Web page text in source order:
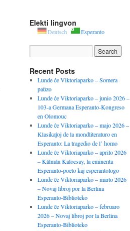
Elekti lingvon
Deutsch Esperanto
Recent Posts
Lunde ĉe Viktoriaparko – Somera
paŭzo
Lunde ĉe Viktoriaparko – junio 2026 –
103-a Germana Esperanto-Kongreso
en Olomouc
Lunde ĉe Viktoriaparko – majo 2026 –
Klasikaĵoj de la mondliteraturo en
Esperanto: La tragedio de l’ homo
Lunde ĉe Viktoriaparko – aprilo 2026
– Kálmán Kalocsay, la eminenta
Esperanto-poeto kaj esperantologo
Lunde ĉe Viktoriaparko – marto 2026
– Novaj libroj por la Berlina
Esperanto-Biblioteko
Lunde ĉe Viktoriaparko – februaro
2026 – Novaj libroj por la Berlina
Esperanto-Biblioteko